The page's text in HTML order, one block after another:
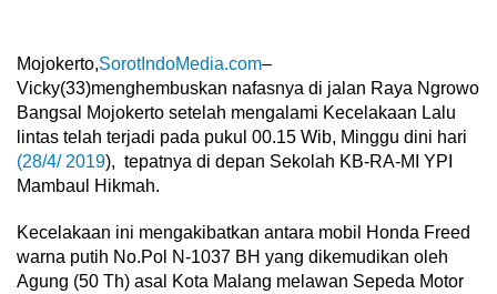
Mojokerto,SorotIndoMedia.com–
Vicky(33)menghembuskan nafasnya di jalan Raya Ngrowo
Bangsal Mojokerto setelah mengalami Kecelakaan Lalu
lintas telah terjadi pada pukul 00.15 Wib, Minggu dini hari
(28/4/ 2019), tepatnya di depan Sekolah KB-RA-MI YPI
Mambaul Hikmah.
Kecelakaan ini mengakibatkan antara mobil Honda Freed
warna putih No.Pol N-1037 BH yang dikemudikan oleh
Agung (50 Th) asal Kota Malang melawan Sepeda Motor